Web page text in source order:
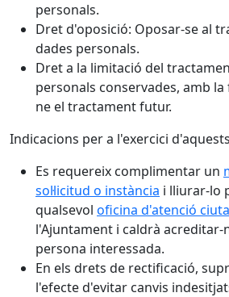
personals.
Dret d'oposició: Oposar-se al
dades personals.
Dret a la limitació del
personals conservades, amb
ne el tractament futur.
Indicacions per a l'exercici
Es requereix complimentar un
sol·licitud o instància i lliurar-lo
qualsevol oficina d'atenció
l'Ajuntament i caldrà acreditar-
persona interessada.
En els drets de rectificació,
l'efecte d'evitar canvis